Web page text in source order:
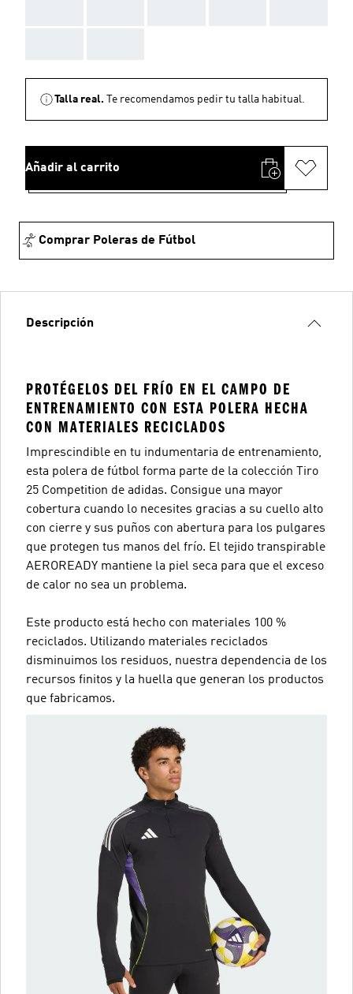
Talla real. Te recomendamos pedir tu talla habitual.
Añadir al carrito
Comprar Poleras de Fútbol
Descripción
PROTÉGELOS DEL FRÍO EN EL CAMPO DE
ENTRENAMIENTO CON ESTA POLERA HECHA
CON MATERIALES RECICLADOS
Imprescindible en tu indumentaria de entrenamiento,
esta polera de fútbol forma parte de la colección Tiro
25 Competition de adidas. Consigue una mayor
cobertura cuando lo necesites gracias a su cuello alto
con cierre y sus puños con abertura para los pulgares
que protegen tus manos del frío. El tejido transpirable
AEROREADY mantiene la piel seca para que el exceso
de calor no sea un problema.
Este producto está hecho con materiales 100 %
reciclados. Utilizando materiales reciclados
disminuimos los residuos, nuestra dependencia de los
recursos finitos y la huella que generan los productos
que fabricamos.